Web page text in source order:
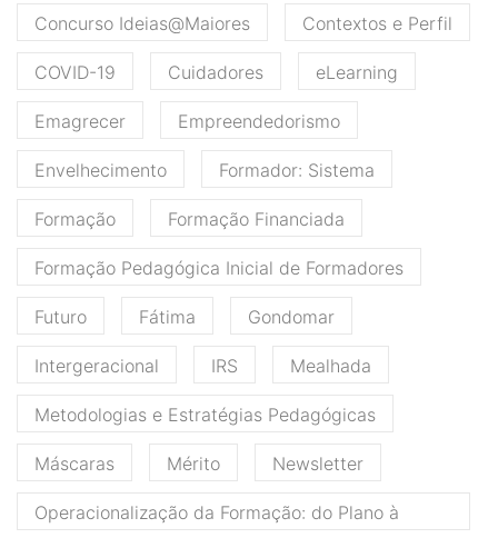
Concurso Ideias@Maiores
Contextos e Perfil
COVID-19 Cuidadores eLearning
Emagrecer Empreendedorismo
Envelhecimento Formador: Sistema
Formação Formação Financiada
Formação Pedagógica Inicial de Formadores
Futuro Fátima Gondomar
Intergeracional IRS Mealhada
Metodologias e Estratégias Pedagógicas
Máscaras Mérito Newsletter
Operacionalização da Formação: do Plano à